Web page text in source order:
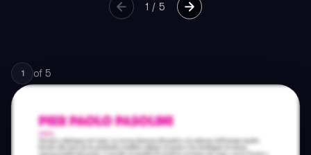
1 /5
1 of 5